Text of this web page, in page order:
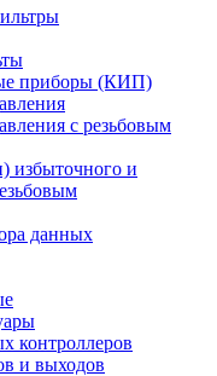
приборы (КИП)
с резьбовым
избыточного и
данных
контроллеров
и выходов